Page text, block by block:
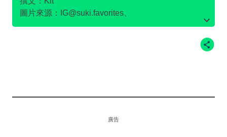
圖片來源：
IG@suki.favorites
IG@capturethemoment.hk、Openrice@soya1314、
廣告